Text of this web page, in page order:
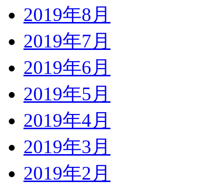
2019年8月
2019年7月
2019年6月
2019年5月
2019年4月
2019年3月
2019年2月